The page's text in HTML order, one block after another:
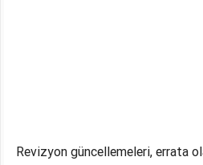
Revizyon güncellemeleri, errata